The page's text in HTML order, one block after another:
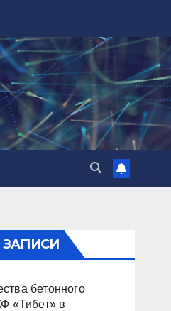
бетонного
«Тибет» в